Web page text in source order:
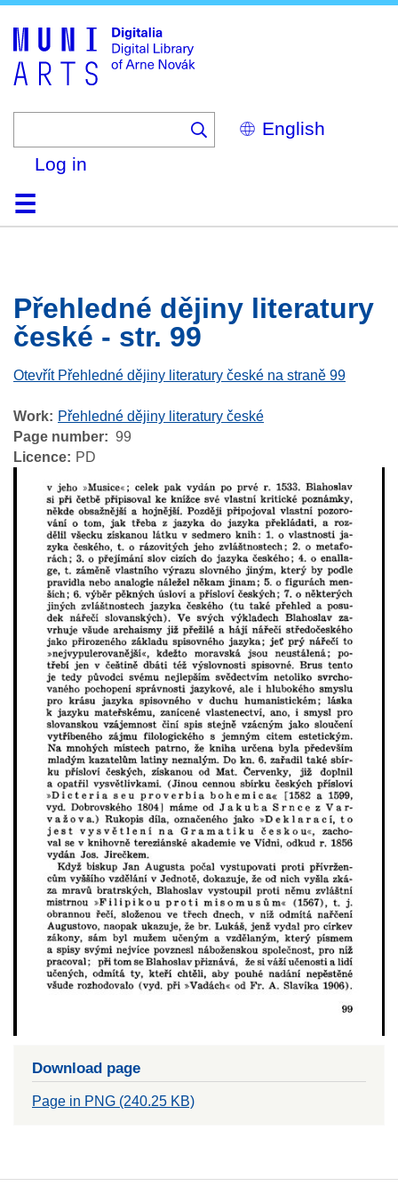
Select
your
Log in
HomeBrowse
Search
About
HelpContactDigitalia
Přehledné dějiny literatury
české - str. 99
Otevřít Přehledné dějiny literatury české na straně 99
Work
Přehledné dějiny literatury české
Page number
99
Licence
PD
Download page
Page in PNG (240.25 KB)